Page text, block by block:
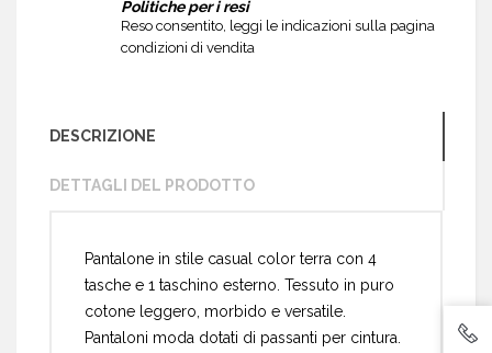
Politiche per i resi
Reso consentito, leggi le indicazioni sulla pagina
condizioni di vendita
DESCRIZIONE
DETTAGLI DEL PRODOTTO
Pantalone in stile casual color terra con 4
tasche e 1 taschino esterno. Tessuto in puro
cotone leggero, morbido e versatile.
Pantaloni moda dotati di passanti per cintura.